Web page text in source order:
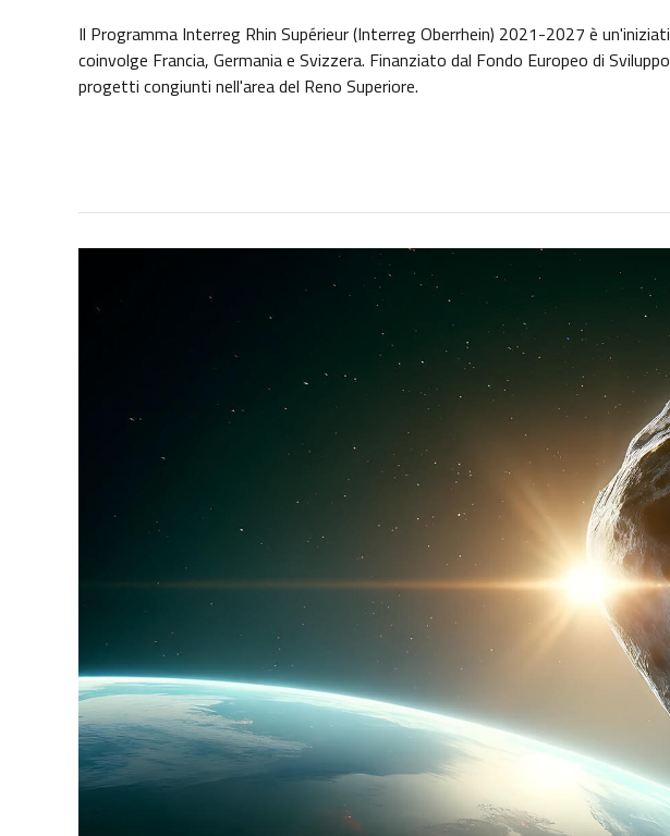
Il Programma Interreg Rhin Supérieur (Interreg Oberrhein) 2021-2027 è
coinvolge Francia, Germania e Svizzera. Finanziato dal Fondo Europeo di
progetti congiunti nell'area del Reno Superiore.